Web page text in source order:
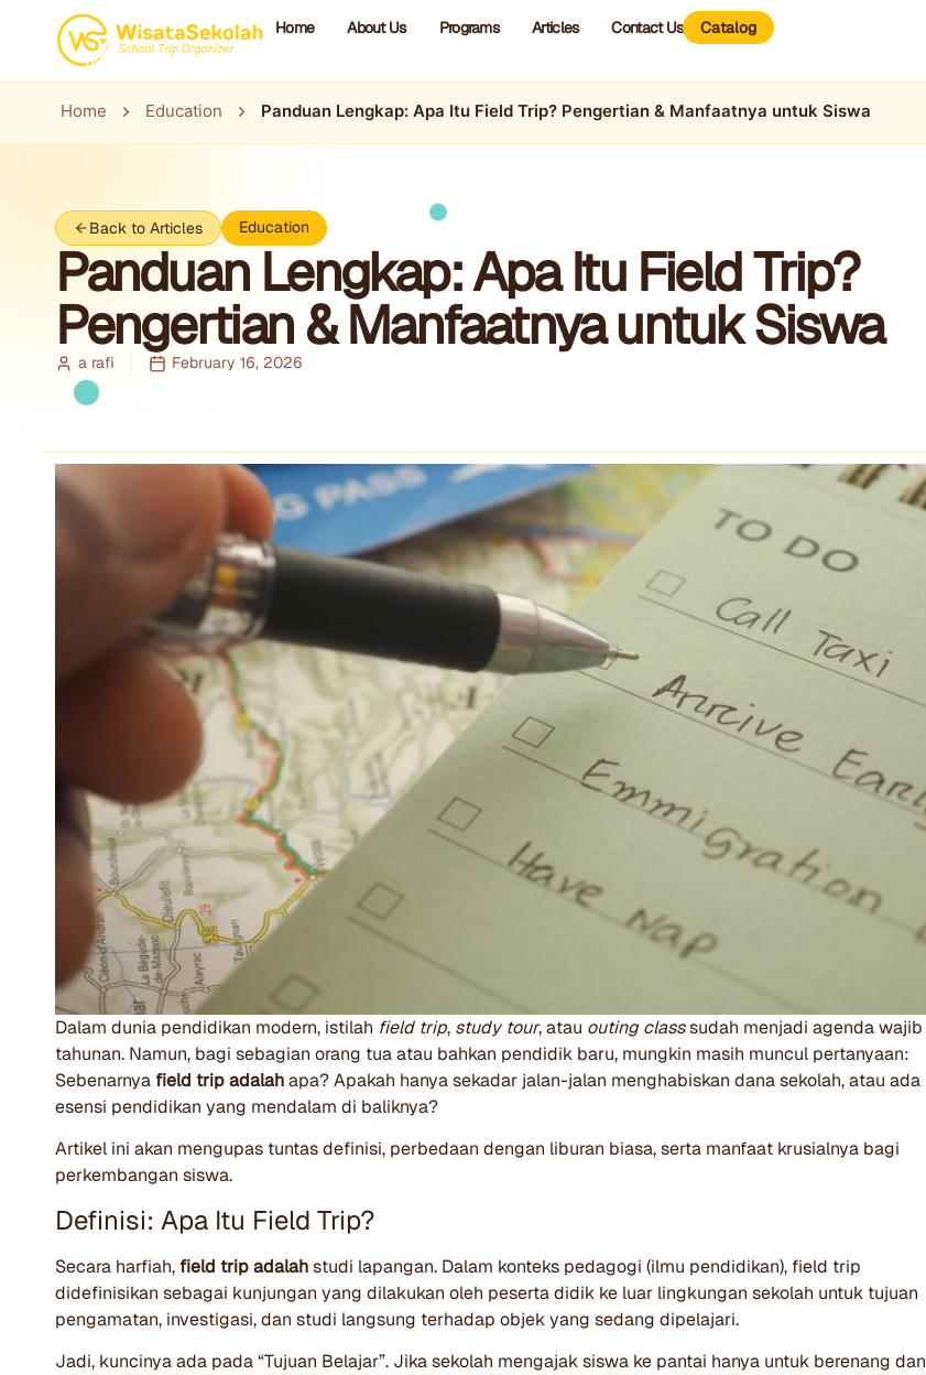
Home About Us Programs Articles Contact Us Catalog
Home Education Panduan Lengkap: Apa Itu Field Trip? Pengertian & Manfaatnya untuk Siswa
Back to Articles Education
Panduan Lengkap: Apa Itu Field Trip?
Pengertian & Manfaatnya untuk Siswa
a rafi February 16, 2026
Dalam dunia pendidikan modern, istilah field trip, study tour, atau outing classsudah menjadi agenda wajib
tahunan. Namun, bagi sebagian orang tua atau bahkan pendidik baru, mungkin masih muncul pertanyaan:
Sebenarnya field trip adalahapa? Apakah hanya sekadar jalan-jalan menghabiskan dana sekolah, atau ada
esensi pendidikan yang mendalam di baliknya?
Artikel ini akan mengupas tuntas definisi, perbedaan dengan liburan biasa, serta manfaat krusialnya bagi
perkembangan siswa.
Definisi: Apa Itu Field Trip?
Secara harfiah, field trip adalahstudi lapangan. Dalam konteks pedagogi (ilmu pendidikan), field trip
didefinisikan sebagai kunjungan yang dilakukan oleh peserta didik ke luar lingkungan sekolah untuk tujuan
pengamatan, investigasi, dan studi langsung terhadap objek yang sedang dipelajari.
Jadi, kuncinya ada pada “Tujuan Belajar”. Jika sekolah mengajak siswa ke pantai hanya untuk berenang dan